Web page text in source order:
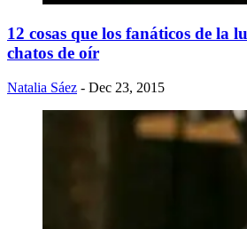
12 cosas que los fanáticos de la
chatos de oír
Natalia Sáez - Dec 23, 2015